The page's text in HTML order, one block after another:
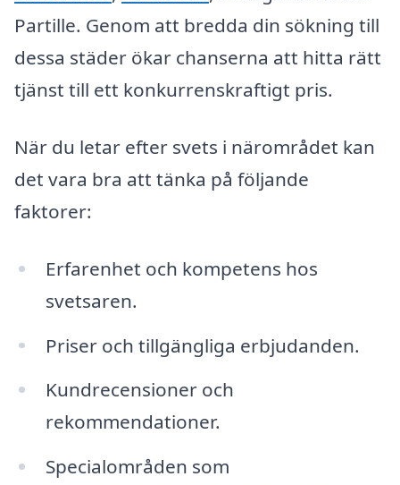
Partille. Genom att bredda din sökning till
dessa städer ökar chanserna att hitta rätt
tjänst till ett konkurrenskraftigt pris.
När du letar efter svets i närområdet kan
det vara bra att tänka på följande
faktorer:
Erfarenhet och kompetens hos
svetsaren.
Priser och tillgängliga erbjudanden.
Kundrecensioner och
rekommendationer.
Specialområden som